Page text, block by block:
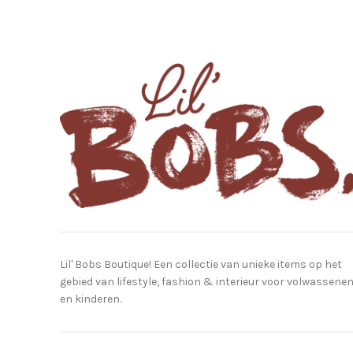
Lil' Bobs Boutique! Een collectie van unieke items op het
gebied van lifestyle, fashion & interieur voor volwassenen
en kinderen.